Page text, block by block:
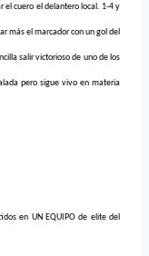
el cuero el delantero local. 1-4 y
más el marcador con un gol del
salir victorioso de uno de los
pero sigue vivo en materia
en UN EQUIPO de elite del